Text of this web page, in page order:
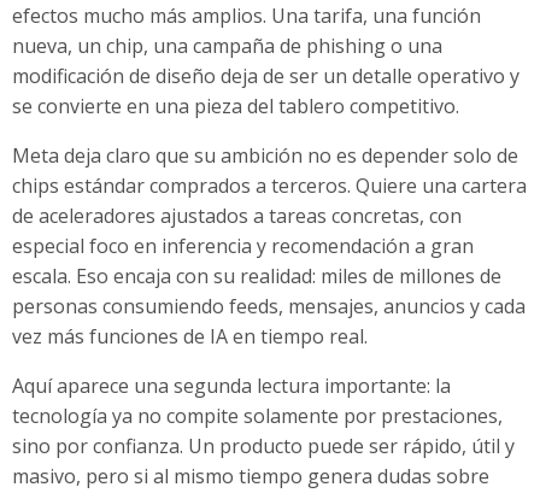
efectos mucho más amplios. Una tarifa, una función
nueva, un chip, una campaña de phishing o una
modificación de diseño deja de ser un detalle operativo y
se convierte en una pieza del tablero competitivo.
Meta deja claro que su ambición no es depender solo de
chips estándar comprados a terceros. Quiere una cartera
de aceleradores ajustados a tareas concretas, con
especial foco en inferencia y recomendación a gran
escala. Eso encaja con su realidad: miles de millones de
personas consumiendo feeds, mensajes, anuncios y cada
vez más funciones de IA en tiempo real.
Aquí aparece una segunda lectura importante: la
tecnología ya no compite solamente por prestaciones,
sino por confianza. Un producto puede ser rápido, útil y
masivo, pero si al mismo tiempo genera dudas sobre